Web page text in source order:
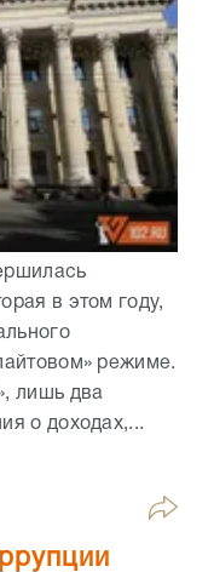
в этом году,
режиме.
лишь два
о доходах,...